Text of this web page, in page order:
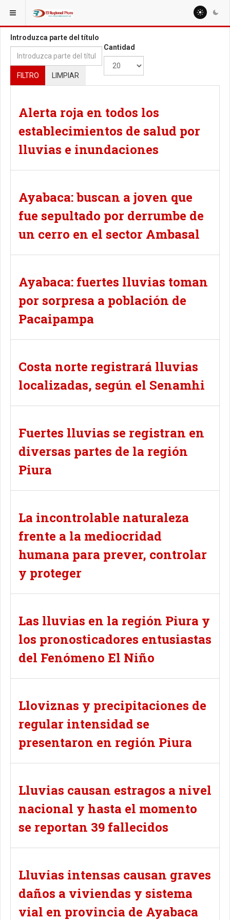
ESTÁ AQUÍ: TAGS
Introduzca parte del título
FILTRO LIMPIAR
Cantidad
Alerta roja en todos los
establecimientos de salud por
lluvias e inundaciones
Ayabaca: buscan a joven que
fue sepultado por derrumbe de
un cerro en el sector Ambasal
Ayabaca: fuertes lluvias toman
por sorpresa a población de
Pacaipampa
Costa norte registrará lluvias
localizadas, según el Senamhi
Fuertes lluvias se registran en
diversas partes de la región
Piura
La incontrolable naturaleza
frente a la mediocridad
humana para prever, controlar
y proteger
Las lluvias en la región Piura y
los pronosticadores entusiastas
del Fenómeno El Niño
Lloviznas y precipitaciones de
regular intensidad se
presentaron en región Piura
Lluvias causan estragos a nivel
nacional y hasta el momento
se reportan 39 fallecidos
Lluvias intensas causan graves
daños a viviendas y sistema
vial en provincia de Ayabaca